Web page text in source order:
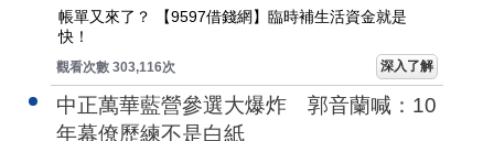
帳單又來了？ 【9597借錢網】臨時補生活資金就是
快！
觀看次數 303,116次 深入了解
中正萬華藍營參選大爆炸 郭音蘭喊：10
年幕僚歷練不是白紙